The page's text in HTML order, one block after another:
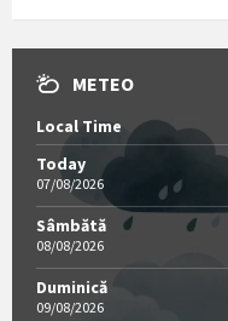
METEO
Local Time
Today
07/08/2026
Sâmbătă
08/08/2026
Duminică
09/08/2026